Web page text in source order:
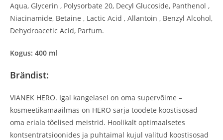
Aqua, Glycerin , Polysorbate 20, Decyl Glucoside, Panthenol ,
Niacinamide, Betaine , Lactic Acid , Allantoin , Benzyl Alcohol,
Dehydroacetic Acid, Parfum.
Kogus: 400 ml
Brändist:
VIANEK HERO. Igal kangelasel on oma supervõime –
kosmeetikamaailmas on HERO sarja toodete koostisosad
oma eriala tõelised meistrid. Hoolikalt optimaalsetes
kontsentratsioonides ja puhtaimal kujul valitud koostisosad